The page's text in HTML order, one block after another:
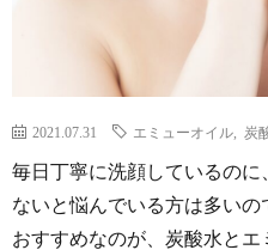
2021.07.31 エミューオイル 炭
毎日丁寧に洗顔しているの
ないと悩んでいる方は多い
おすすめなのが、炭酸水と